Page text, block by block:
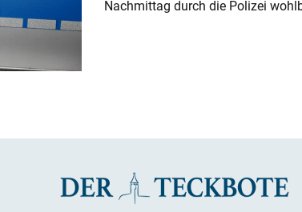
Nachmittag durch die Polizei